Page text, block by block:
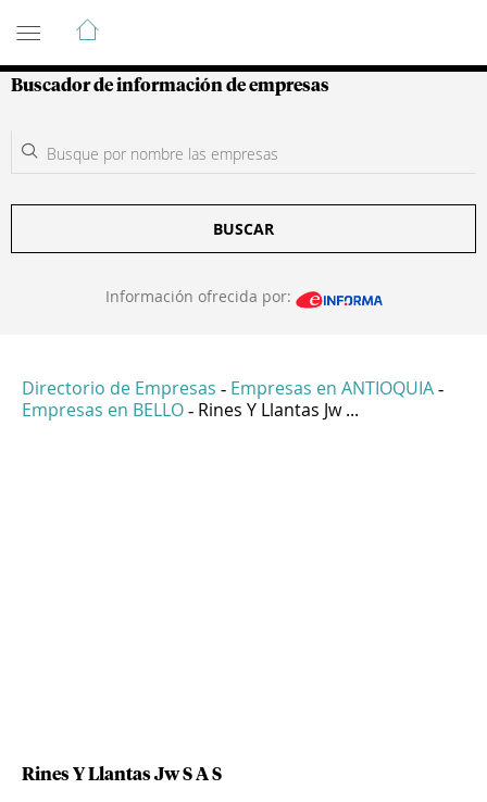
Guía de Empresas Colombianas
Buscador de información de empresas
BUSCAR
Información ofrecida por:
Directorio de Empresas - Empresas en ANTIOQUIA -
Empresas en BELLO - Rines Y Llantas Jw ...
Rines Y Llantas Jw S A S